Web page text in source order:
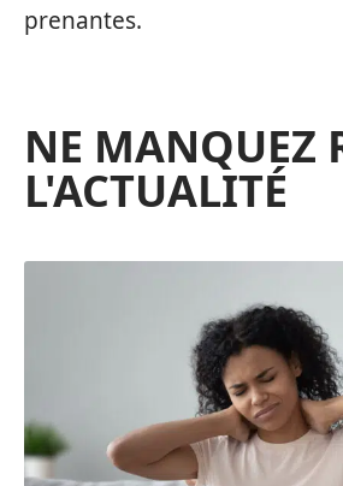
prenantes.
NE MANQUEZ
L'ACTUALITÉ